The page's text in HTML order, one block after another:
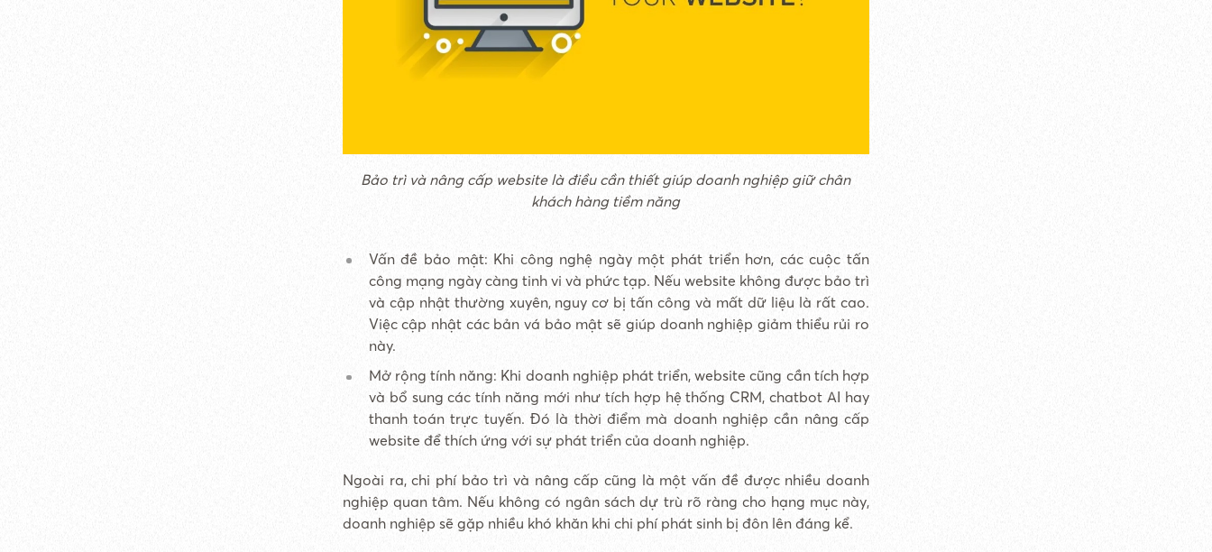
Bảo trì và nâng cấp website là điều cần thiết giúp doanh nghiệp giữ chân
khách hàng tiềm năng
Vấn đề bảo mật: Khi công nghệ ngày một phát triển hơn, các cuộc tấn
công mạng ngày càng tinh vi và phức tạp. Nếu website không được bảo trì
và cập nhật thường xuyên, nguy cơ bị tấn công và mất dữ liệu là rất cao.
Việc cập nhật các bản vá bảo mật sẽ giúp doanh nghiệp giảm thiểu rủi ro
này.
Mở rộng tính năng: Khi doanh nghiệp phát triển, website cũng cần tích hợp
và bổ sung các tính năng mới như tích hợp hệ thống CRM, chatbot AI hay
thanh toán trực tuyến. Đó là thời điểm mà doanh nghiệp cần nâng cấp
website để thích ứng với sự phát triển của doanh nghiệp.
Ngoài ra, chi phí bảo trì và nâng cấp cũng là một vấn đề được nhiều doanh
nghiệp quan tâm. Nếu không có ngân sách dự trù rõ ràng cho hạng mục này,
doanh nghiệp sẽ gặp nhiều khó khăn khi chi phí phát sinh bị đôn lên đáng kể.